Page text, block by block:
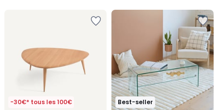
-30€* tous les 100€ Best-seller